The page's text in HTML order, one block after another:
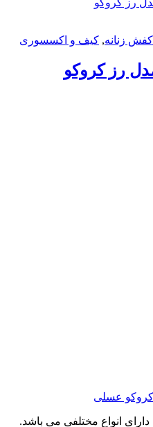
,کیف و اکسسوری
کروکو
مختلفی می باشد.